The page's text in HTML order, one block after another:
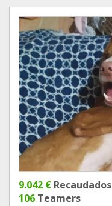
9.042 € Recaudados
106 Teamers